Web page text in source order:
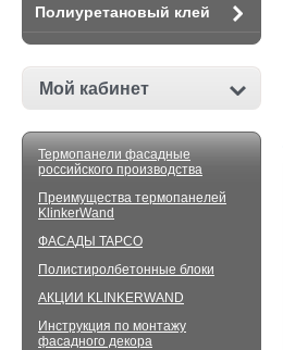
Полиуретановый клей
Мой кабинет
Термопанели фасадные
российского производства
Преимущества термопанелей
KlinkerWand
ФАСАДЫ TAPCO
Полистиролбетонные блоки
АКЦИИ KLINKERWAND
Инструкция по монтажу
фасадного декора